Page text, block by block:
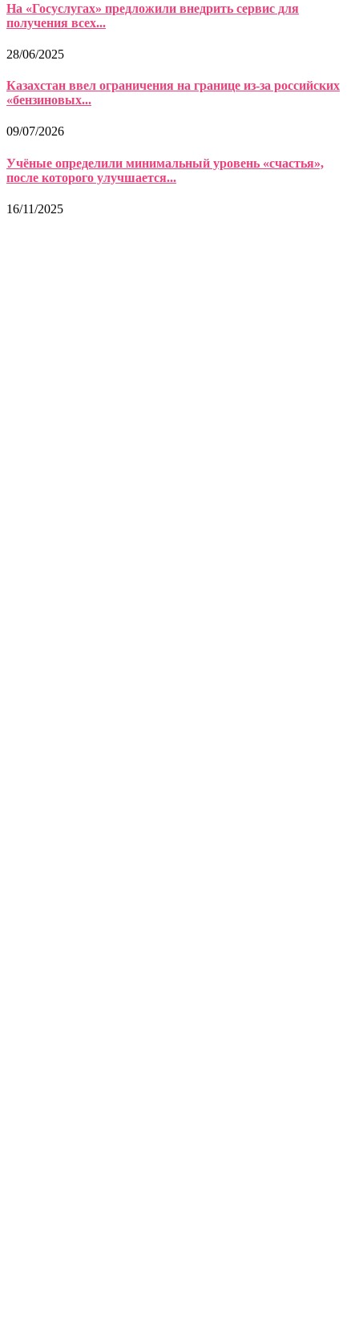
На «Госуслугах» предложили внедрить сервис для
получения всех...
28/06/2025
Казахстан ввел ограничения на границе из-за российских
«бензиновых...
09/07/2026
Учёные определили минимальный уровень «счастья»,
после которого улучшается...
16/11/2025